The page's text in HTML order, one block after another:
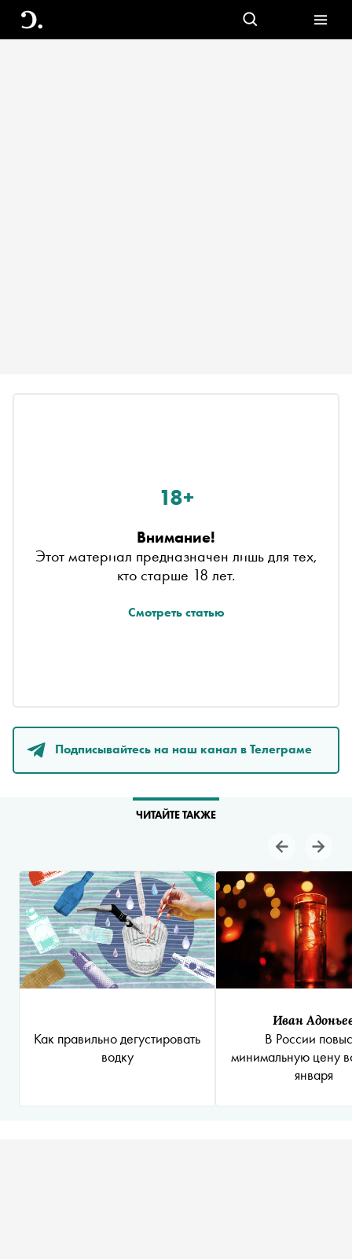
18+
Внимание!
Этот материал предназначен лишь для тех,
кто старше 18 лет.
Смотреть статью
Подписывайтесь на наш канал в Телеграме
ЧИТАЙТЕ ТАКЖЕ
Как правильно дегустировать
водку
Иван
В России
минимальную цену
января